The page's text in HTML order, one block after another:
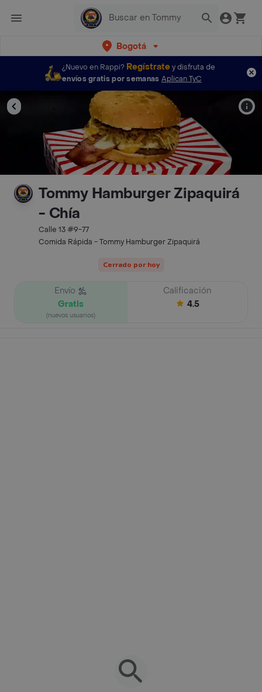
Bogotá
¿Nuevo en Rappi? Regístratey disfruta de
envíos gratis por semanas Aplican TyC
Tommy Hamburger Zipaquirá
- Chía
Calle 13 #9-77
Comida Rápida - Tommy Hamburger Zipaquirá
Cerrado por hoy
Envío
Gratis
(nuevos usuarios)
Calificación
4.5